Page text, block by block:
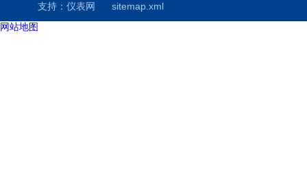
支持： 仪表网
sitemap.xml
网站地图